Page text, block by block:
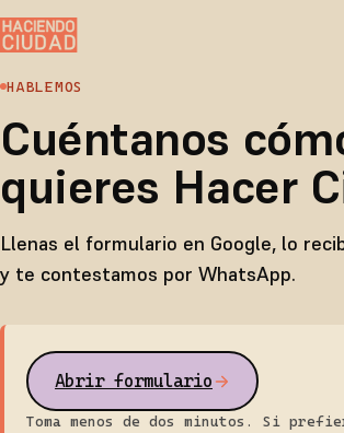
HABLEMOS
Cuéntanos
quieres Hacer
Llenas el formulario en Google, lo
y te contestamos por WhatsApp.
Abrir el formulario
Abrir formulario(se abre en una
Toma menos de dos minutos. Si